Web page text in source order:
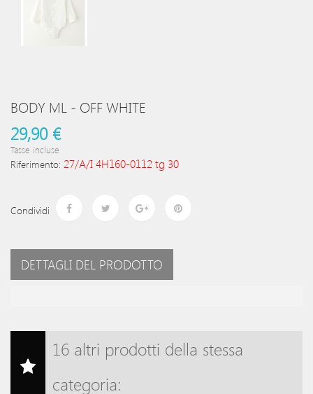
BODY ML - OFF WHITE
29,90 €
Tasse incluse
Riferimento: 27/A/I 4H160-0112 tg 30
Condividi
DETTAGLI DEL PRODOTTO
16 altri prodotti della stessa
categoria: